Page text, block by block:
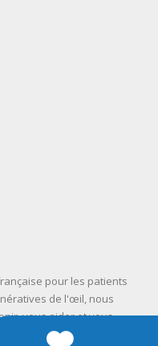
pour les patients
de l'œil, nous
vous aider et vous